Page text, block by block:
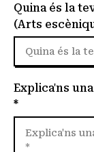
Quina és la
(Arts
Explica'ns
*